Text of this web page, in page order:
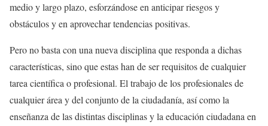
medio y largo plazo, esforzándose en anticipar riesgos y
obstáculos y en aprovechar tendencias positivas.
Pero no basta con una nueva disciplina que responda a dichas
características, sino que estas han de ser requisitos de cualquier
tarea científica o profesional. El trabajo de los profesionales de
cualquier área y del conjunto de la ciudadanía, así como la
enseñanza de las distintas disciplinas y la educación ciudadana en